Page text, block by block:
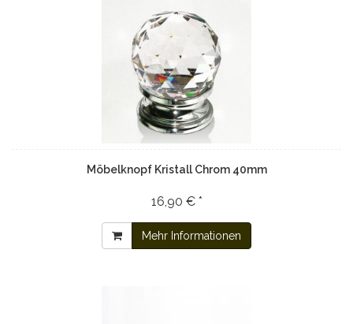
Möbelknopf Kristall Chrom 40mm
16,90 € *
Mehr Informationen